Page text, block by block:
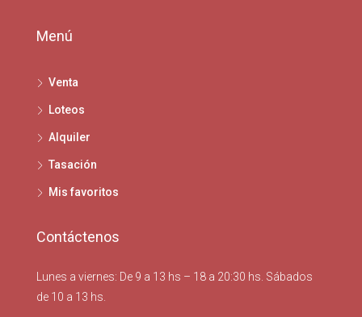
Menú
Venta
Loteos
Alquiler
Tasación
Mis favoritos
Contáctenos
Lunes a viernes: De 9 a 13 hs – 18 a 20:30 hs. Sábados
de 10 a 13 hs.